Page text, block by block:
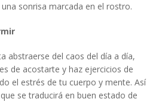
sonrisa marcada en el rostro.
abstraerse del caos del día a día,
de acostarte y haz ejercicios de
el estrés de tu cuerpo y mente. Así
se traducirá en buen estado de